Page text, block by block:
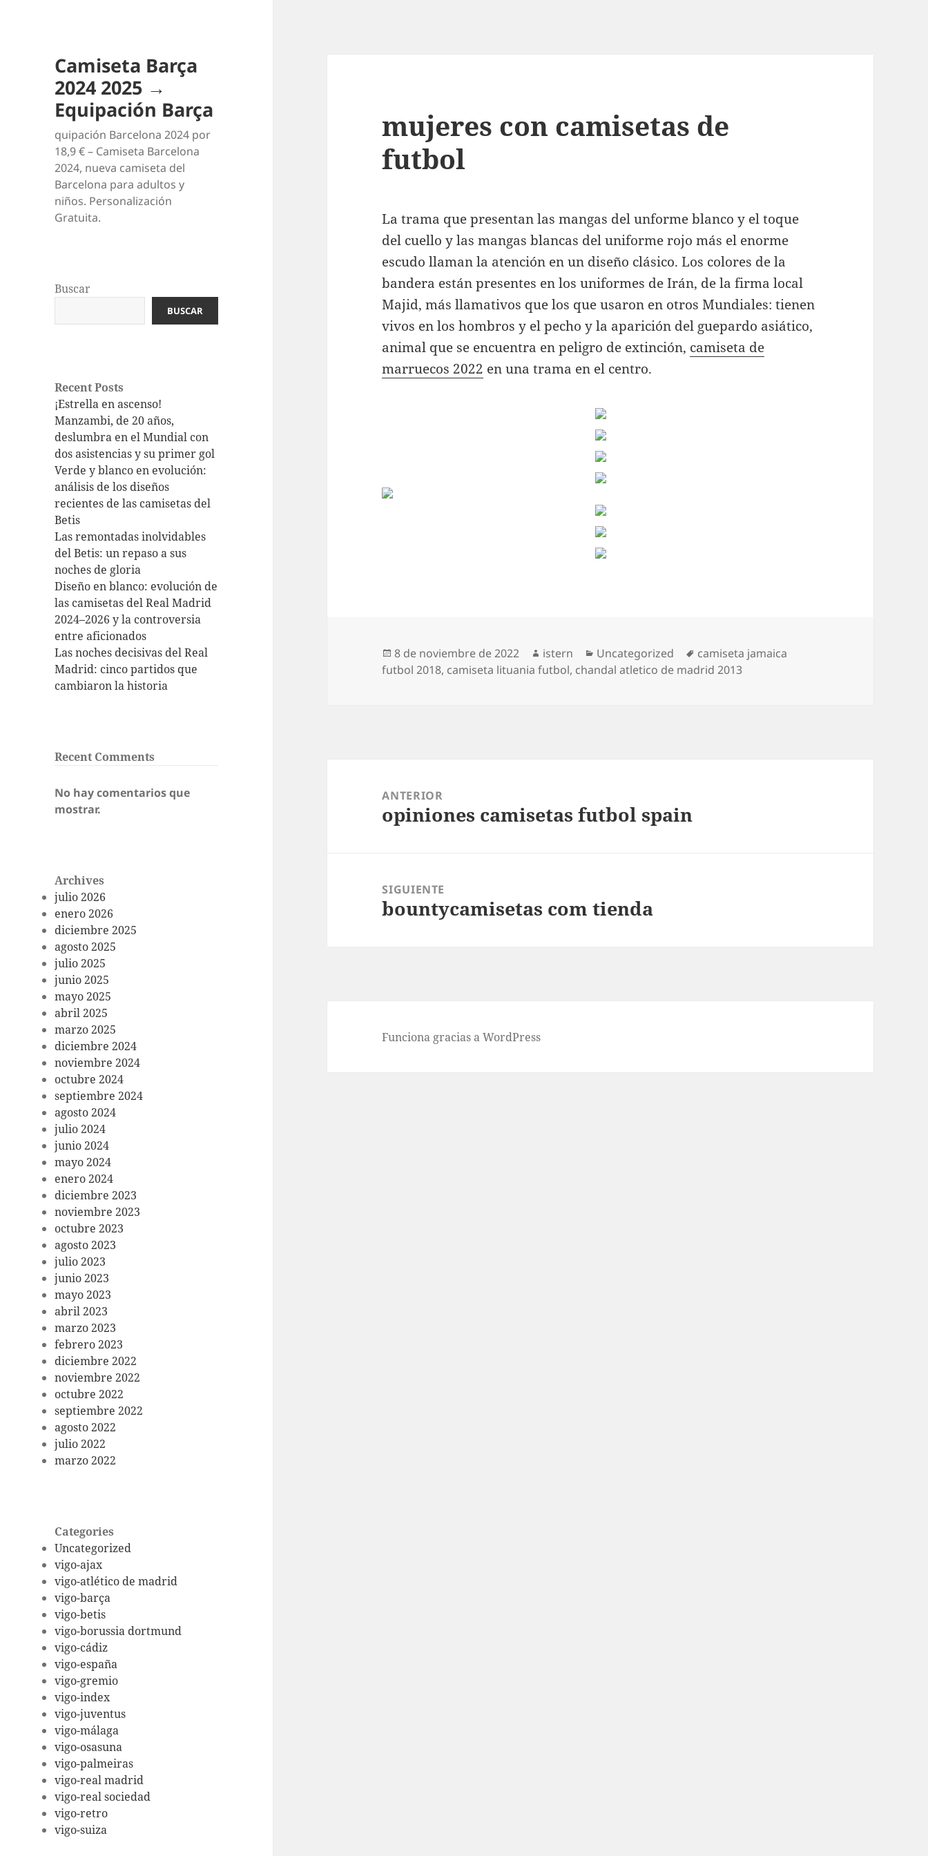
Camiseta Barça
2024 2025 →
Equipación Barça
quipación Barcelona 2024 por
18,9 € – Camiseta Barcelona
2024, nueva camiseta del
Barcelona para adultos y
niños. Personalización
Gratuita.
Buscar
BUSCAR
Recent Posts
¡Estrella en ascenso!
Manzambi, de 20 años,
deslumbra en el Mundial con
dos asistencias y su primer gol
Verde y blanco en evolución:
análisis de los diseños
recientes de las camisetas del
Betis
Las remontadas inolvidables
del Betis: un repaso a sus
noches de gloria
Diseño en blanco: evolución de
las camisetas del Real Madrid
2024–2026 y la controversia
entre aficionados
Las noches decisivas del Real
Madrid: cinco partidos que
cambiaron la historia
Recent Comments
No hay comentarios que
mostrar.
Archives
julio 2026
enero 2026
diciembre 2025
agosto 2025
julio 2025
junio 2025
mayo 2025
abril 2025
marzo 2025
diciembre 2024
noviembre 2024
octubre 2024
septiembre 2024
agosto 2024
julio 2024
junio 2024
mayo 2024
enero 2024
diciembre 2023
noviembre 2023
octubre 2023
agosto 2023
julio 2023
junio 2023
mayo 2023
abril 2023
marzo 2023
febrero 2023
diciembre 2022
noviembre 2022
octubre 2022
septiembre 2022
agosto 2022
julio 2022
marzo 2022
Categories
Uncategorized
vigo-ajax
vigo-atlético de madrid
vigo-barça
vigo-betis
vigo-borussia dortmund
vigo-cádiz
vigo-españa
vigo-gremio
vigo-index
vigo-juventus
vigo-málaga
vigo-osasuna
vigo-palmeiras
vigo-real madrid
vigo-real sociedad
vigo-retro
vigo-suiza
mujeres con camisetas de
futbol
La trama que presentan las mangas del unforme blanco y el toque
del cuello y las mangas blancas del uniforme rojo más el enorme
escudo llaman la atención en un diseño clásico. Los colores de la
bandera están presentes en los uniformes de Irán, de la firma local
Majid, más llamativos que los que usaron en otros Mundiales: tienen
vivos en los hombros y el pecho y la aparición del guepardo asiático,
animal que se encuentra en peligro de extinción, camiseta de
marruecos 2022 en una trama en el centro.
Publicado
el
8 de noviembre de 2022 Autor
istern Categorías
Uncategorized Etiquetas
camiseta jamaica
futbol 2018, camiseta lituania futbol, chandal atletico de madrid 2013
entradas
ANTERIOR
Entrada
opiniones camisetas futbol spain
SIGUIENTE
Entrada
bountycamisetas com tienda
Funciona gracias a WordPress